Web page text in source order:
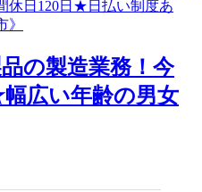
の製造業務！今
広い年齢の男女